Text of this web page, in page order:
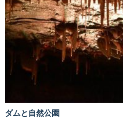
ダムと自然公園